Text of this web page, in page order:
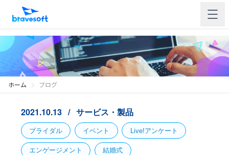
ホーム ブログ
2021.10.13 サービス・製品
ブライダル イベント Live!アンケート
エンゲージメント 結婚式